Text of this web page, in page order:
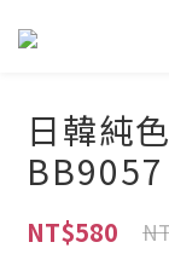
日韓純
BB9057
NT$580